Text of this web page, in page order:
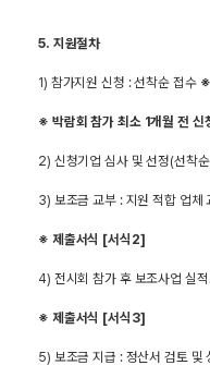
5. 지원절차
1) 참가지원 신청 : 선착순 접수
※ 박람회 참가 최소 1개월 전 신
2) 신청기업 심사 및 선정(선착
3) 보조금 교부 : 지원 적합 업체
※ 제출서식 [서식 2]
4) 전시회 참가 후 보조사업 실
※ 제출서식 [서식 3]
5) 보조금 지급 : 정산서 검토 및